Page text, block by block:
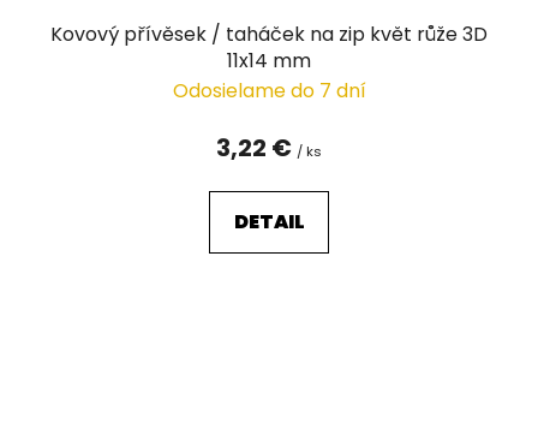
Kovový přívěsek / taháček na zip květ růže 3D
11x14 mm
Odosielame do 7 dní
3,22 € / ks
DETAIL